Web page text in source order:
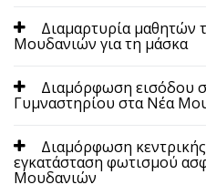
Διαμαρτυρία μαθητών
Μουδανιών για τη μάσκα
Διαμόρφωση εισόδου
Γυμναστηρίου στα Νέα
Διαμόρφωση
εγκατάσταση φωτισμού
Μουδανιών